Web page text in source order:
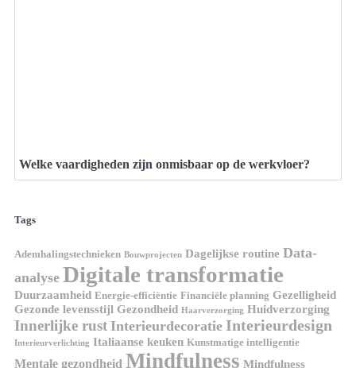
Welke vaardigheden zijn onmisbaar op de werkvloer?
Tags
Ademhalingstechnieken Bouwprojecten Dagelijkse routine Data-
analyse Digitale transformatie
Duurzaamheid Energie-efficiëntie Financiële planning Gezelligheid
Gezonde levensstijl Gezondheid Haarverzorging Huidverzorging
Innerlijke rust Interieurdecoratie Interieurdesign
Interieurverlichting Italiaanse keuken Kunstmatige intelligentie
Mentale gezondheid Mindfulness Mindfulness